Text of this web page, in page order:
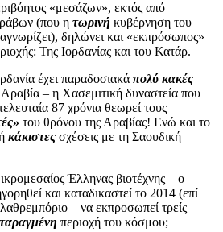
«μεσάζων», εκτός από
(που η τωρινή κυβέρνηση του
δηλώνει και «εκπρόσωπος»
Της Ιορδανίας και του Κατάρ.
έχει παραδοσιακά πολύ κακές
– η Χασεμιτική δυναστεία που
87 χρόνια θεωρεί τους
του θρόνου της Αραβίας! Ενώ και το
κάκιστες σχέσεις με τη Σαουδική
Έλληνας βιοτέχνης – ο
και καταδικαστεί το 2014 (επί
– να εκπροσωπεί τρείς
περιοχή του κόσμου;